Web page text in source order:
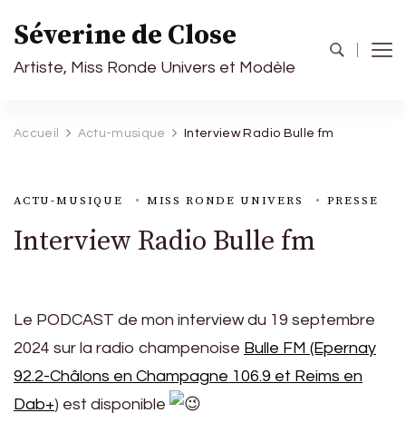
Séverine de Close
Artiste, Miss Ronde Univers et Modèle
Accueil Actu-musique Interview Radio Bulle fm
ACTU-MUSIQUE MISS RONDE UNIVERS PRESSE
Interview Radio Bulle fm
Le PODCAST de mon interview du 19 septembre
2024 sur la radio champenoise Bulle FM (Epernay
92.2-Châlons en Champagne 106.9 et Reims en
Dab+) est disponible